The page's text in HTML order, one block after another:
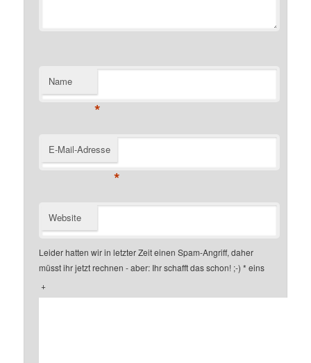
Name
*
E-Mail-Adresse
*
Website
Leider hatten wir in letzter Zeit einen Spam-Angriff, daher
müsst ihr jetzt rechnen - aber: Ihr schafft das schon! ;-) * eins
+